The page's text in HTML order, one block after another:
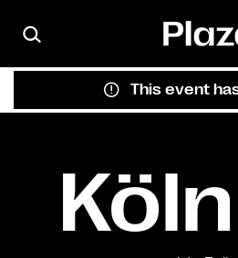
This event